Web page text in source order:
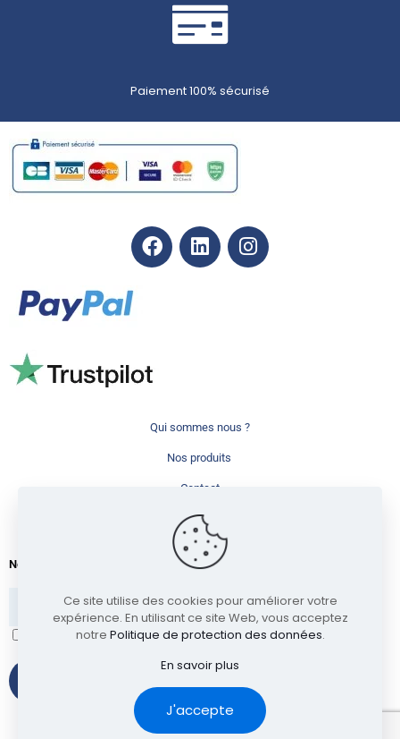
Paiement 100% sécurisé
Qui sommes nous ?
Nos produits
Contact
+33(0)9.87.75.25.77
Newsletter
J'ai lu et accepte les termes et les conditions
Confidentialité Mentions Légales
Ce site utilise des cookies pour améliorer votre
expérience. En utilisant ce site Web, vous acceptez
notre Politique de protection des données.
En savoir plus
J'accepte